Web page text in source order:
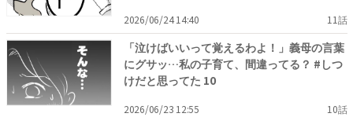
2026/06/24 14:40 11話
「泣けばいいって覚えるわよ！」義母の言葉
にグサッ…私の子育て、間違ってる？ #しつ
けだと思ってた 10
2026/06/23 12:55 10話